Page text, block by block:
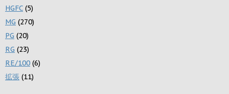
HGFC (5)
MG (270)
PG (20)
RG (23)
RE/100 (6)
拡張 (11)